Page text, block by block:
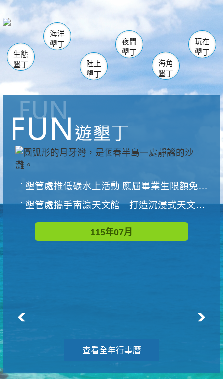
南仁湖
海生館
恆春 佳樂水
龍鑾潭自然中心 森林遊樂區
瓊麻館
關山 墾管處遊客中心
社頂公園 風吹沙
船帆石
白砂 龍磐公園
香蕉灣
砂島
鵝鑾鼻
生態
墾丁
海洋
墾丁
陸上
墾丁
夜間
墾丁
海角
墾丁
玩在
墾丁
墾管處推低碳水上活動 應屆畢業生限額免費參加
墾管處攜手南瀛天文館 打造沉浸式天文探索營隊
115年07月
查看全年行事曆